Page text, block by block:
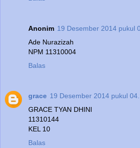
Anonim 19 Desember 2014 pukul
Ade Nurazizah
NPM 11310004
Balas
grace 19 Desember 2014 pukul
GRACE TYAN DHINI
11310144
KEL 10
Balas